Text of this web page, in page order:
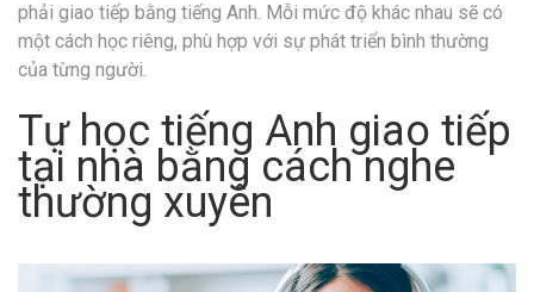
phải giao tiếp bằng tiếng Anh. Mỗi mức độ khác nhau sẽ có
một cách học riêng, phù hợp với sự phát triển bình thường
của từng người.
Tự học tiếng Anh giao tiếp
tại nhà bằng cách nghe
thường xuyên